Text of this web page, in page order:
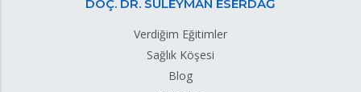
DOÇ. DR. SÜLEYMAN ESERDAĞ
Verdiğim Eğitimler
Sağlık Köşesi
Blog